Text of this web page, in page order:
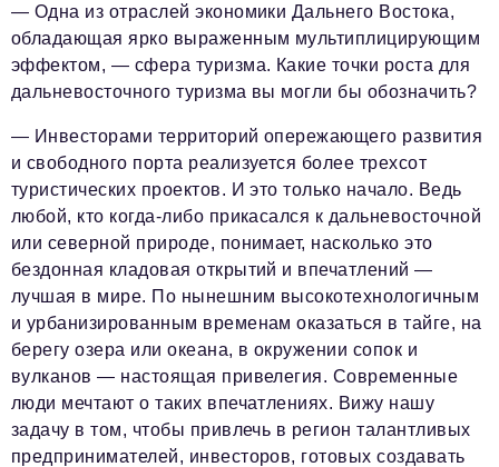
— Одна из отраслей экономики Дальнего Востока,
обладающая ярко выраженным мультиплицирующим
эффектом, — сфера туризма. Какие точки роста для
дальневосточного туризма вы могли бы обозначить?
— Инвесторами территорий опережающего развития
и свободного порта реализуется более трехсот
туристических проектов. И это только начало. Ведь
любой, кто когда-либо прикасался к дальневосточной
или северной природе, понимает, насколько это
бездонная кладовая открытий и впечатлений —
лучшая в мире. По нынешним высокотехнологичным
и урбанизированным временам оказаться в тайге, на
берегу озера или океана, в окружении сопок и
вулканов — настоящая привелегия. Современные
люди мечтают о таких впечатлениях. Вижу нашу
задачу в том, чтобы привлечь в регион талантливых
предпринимателей, инвесторов, готовых создавать